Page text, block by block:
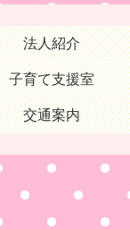
法人紹介
子育て支援室
交通案内